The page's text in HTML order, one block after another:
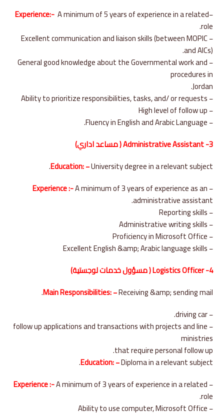
−
Experience:-A minimum of 5 years of experience in a related
role.
− Excellent communication and liaison skills (between MOPIC
and AICs).
− General good knowledge about the Governmental work and
procedures in
Jordan.
− Ability to prioritize responsibilities, tasks, and/ or requests
− High level of follow up
− Fluency in English and Arabic Language.
3- Administrative Assistant ( مساعد اداري)
Education: −University degree in a relevant subject.
−
Experience :-A minimum of 3 years of experience as an
administrative assistant.
− Reporting skills
− Administrative writing skills
− Proficiency in Microsoft Office
− Excellent English &amp; Arabic language skills
4- Logistics Officer ( مسؤول خدمات لوجستية)
Main Responsibilities: −Receiving &amp; sending mail.
− driving car.
− follow up applications and transactions with projects and line
ministries
that require personal follow up.
Education: −Diploma in a relevant subject.
−
Experience :-A minimum of 3 years of experience in a related
role.
− Ability to use computer, Microsoft Office